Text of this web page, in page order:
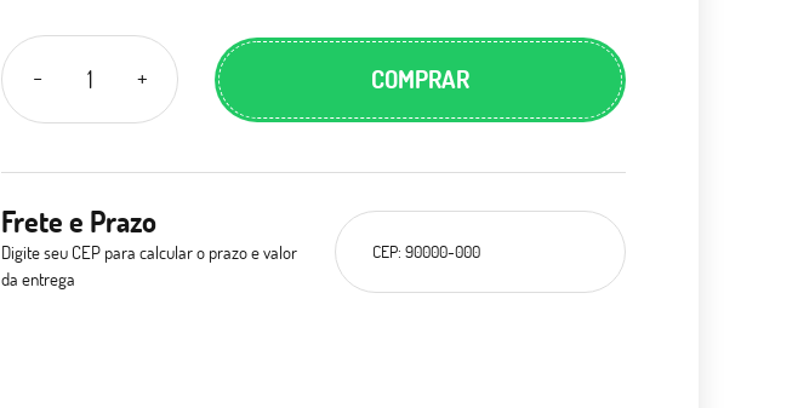
COMPRAR
Frete e Prazo
Digite seu CEP para calcular o prazo e valor
da entrega